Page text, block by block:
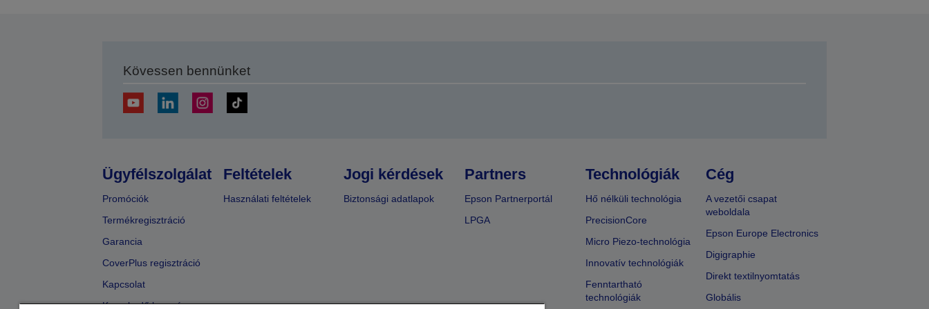
Kövessen bennünket
Ügyfélszolgálat
Promóciók
Termékregisztráció
Garancia
CoverPlus regisztráció
Kapcsolat
Kereskedő keresése
Feltételek
Használati feltételek
Jogi kérdések
Biztonsági adatlapok
Partners
Epson Partnerportál
LPGA
Technológiák
Hő nélküli technológia
PrecisionCore
Micro Piezo-technológia
Innovatív technológiák
Fenntartható
technológiák
Cég
A vezetői csapat
weboldala
Epson Europe Electronics
Digigraphie
Direkt textilnyomtatás
Globális